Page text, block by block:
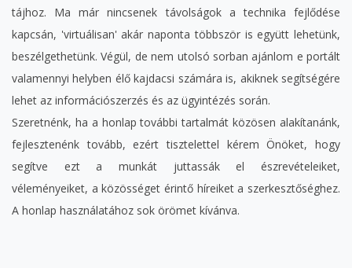
tájhoz. Ma már nincsenek távolságok a technika fejlődése
kapcsán, 'virtuálisan' akár naponta többször is együtt lehetünk,
beszélgethetünk. Végül, de nem utolsó sorban ajánlom e portált
valamennyi helyben élő kajdacsi számára is, akiknek segítségére
lehet az információszerzés és az ügyintézés során.
Szeretnénk, ha a honlap további tartalmát közösen alakítanánk,
fejlesztenénk tovább, ezért tisztelettel kérem Önöket, hogy
segítve ezt a munkát juttassák el észrevételeiket,
véleményeiket, a közösséget érintő híreiket a szerkesztőséghez.
A honlap használatához sok örömet kívánva.